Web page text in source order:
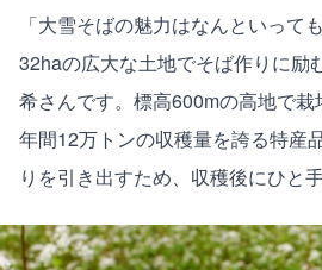
「大雪そばの魅力はなんといって
32haの広大な土地でそば作りに励
希さんです。標高600mの高地で
年間12万トンの収穫量を誇る特産
りを引き出すため、収穫後にひと